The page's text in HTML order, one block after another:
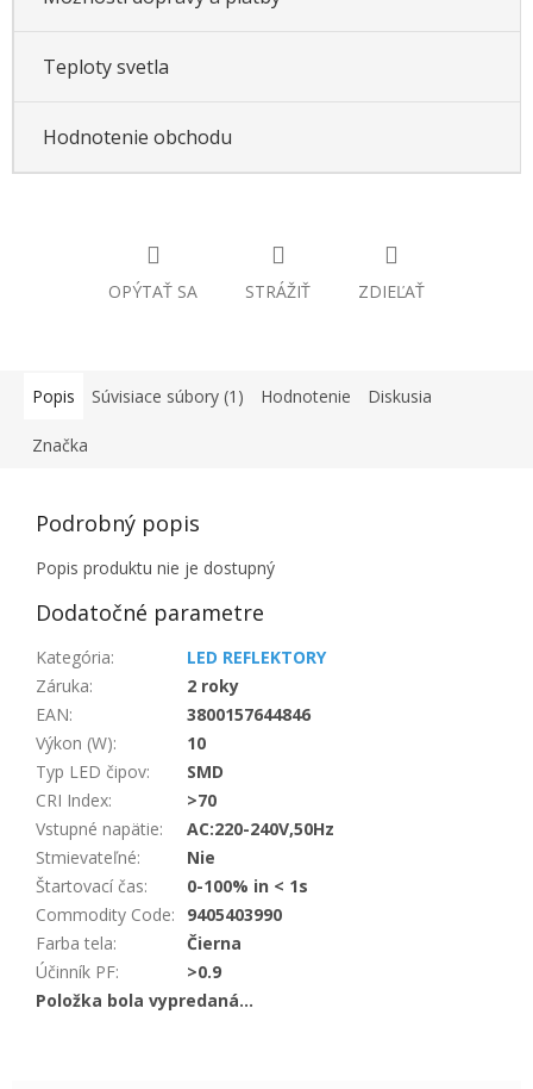
Teploty svetla
Hodnotenie obchodu
OPÝTAŤ SA STRÁŽIŤ ZDIEĽAŤ
Popis Súvisiace súbory (1) Hodnotenie Diskusia
Značka
Podrobný popis
Popis produktu nie je dostupný
Dodatočné parametre
Kategória:
LED REFLEKTORY
Záruka:
2 roky
EAN:
3800157644846
Výkon (W):
10
Typ LED čipov:
SMD
CRI Index:
>70
Vstupné napätie:
AC:220-240V,50Hz
Stmievateľné:
Nie
Štartovací čas:
0-100% in < 1s
Commodity Code:
9405403990
Farba tela:
Čierna
Účinník PF:
>0.9
Položka bola vypredaná…